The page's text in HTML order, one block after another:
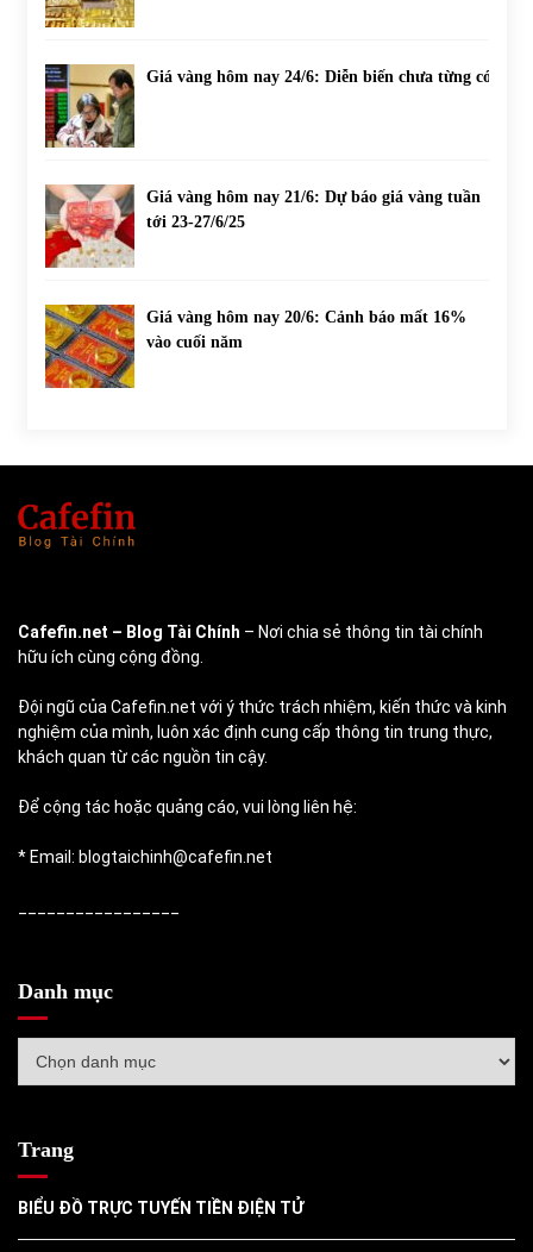
Giá vàng hôm nay 24/6: Diễn biến chưa từng có
Giá vàng hôm nay 21/6: Dự báo giá vàng tuần
tới 23-27/6/25
Giá vàng hôm nay 20/6: Cảnh báo mất 16%
vào cuối năm
Cafefin.net – Blog Tài Chính – Nơi chia sẻ thông tin tài chính
hữu ích cùng cộng đồng.
Đội ngũ của Cafefin.net với ý thức trách nhiệm, kiến thức và kinh
nghiệm của mình, luôn xác định cung cấp thông tin trung thực,
khách quan từ các nguồn tin cậy.
Để cộng tác hoặc quảng cáo, vui lòng liên hệ:
* Email: blogtaichinh@cafefin.net
Danh mục
mục
Trang
BIỂU ĐỒ TRỰC TUYẾN TIỀN ĐIỆN TỬ